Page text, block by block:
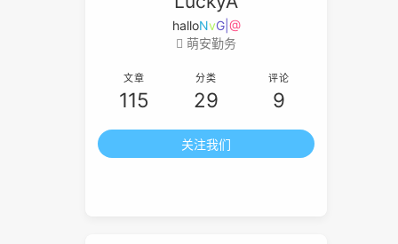
h@<(YH
萌安勤务
文章
115
分类
29
评论
9
关注我们